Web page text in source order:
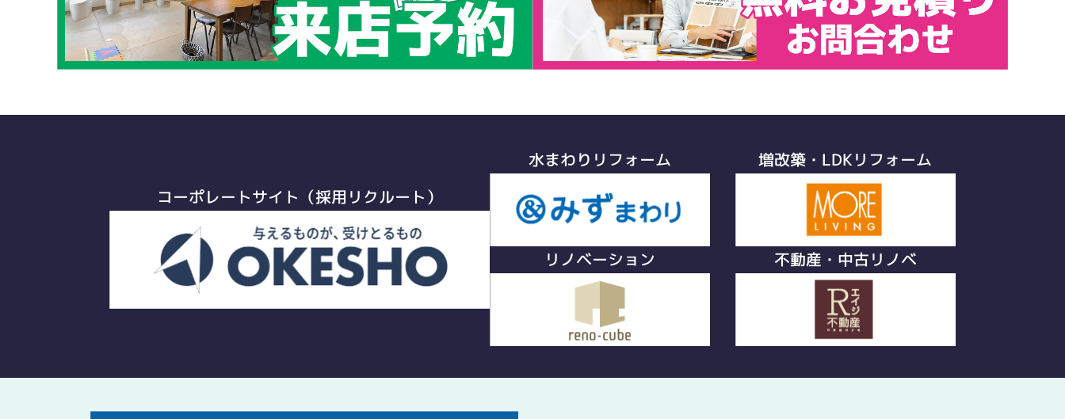
コーポレートサイト（採用リクルート）
水まわりリフォーム 増改築・LDKリフォーム
リノベーション 不動産・中古リノベ